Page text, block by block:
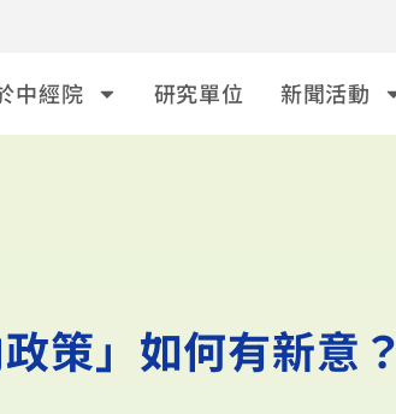
中經院 研究單位 新聞活動
策」如何有新意？